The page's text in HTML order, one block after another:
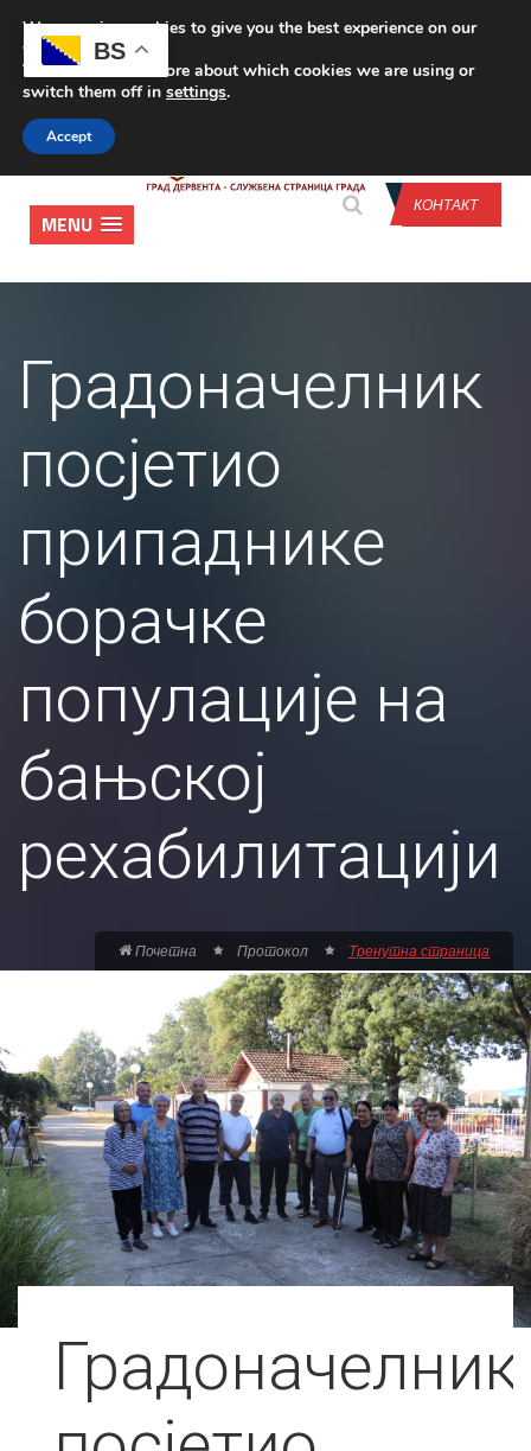
CONTACT US
КОНТАКТ
MENU
Градоначелник
посјетио
припаднике
борачке
популације на
бањској
рехабилитацији
Почетна Протокол Тренутна страница
Градоначелник
BS
We are using cookies to give you the best experience on our
website.
You can find out more about which cookies we are using or
switch them off in settings.
Accept